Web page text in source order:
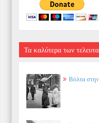
Τα καλύτερα των
Βόλτα